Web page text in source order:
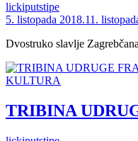
lickiputstipe
5. listopada 2018.11.
Dvostruko slavlje
KULTURA
TRIBINA